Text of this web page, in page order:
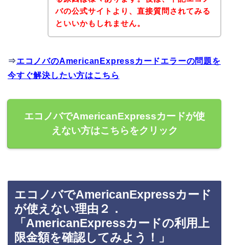
バの公式サイトより、直接質問されてみる
といいかもしれません。
⇒エコノバのAmericanExpressカードエラーの問題を
今すぐ解決したい方はこちら
エコノバでAmericanExpressカードが使
えない方はこちらをクリック
エコノバでAmericanExpressカード
が使えない理由２．
「AmericanExpressカードの利用上
限金額を確認してみよう！」